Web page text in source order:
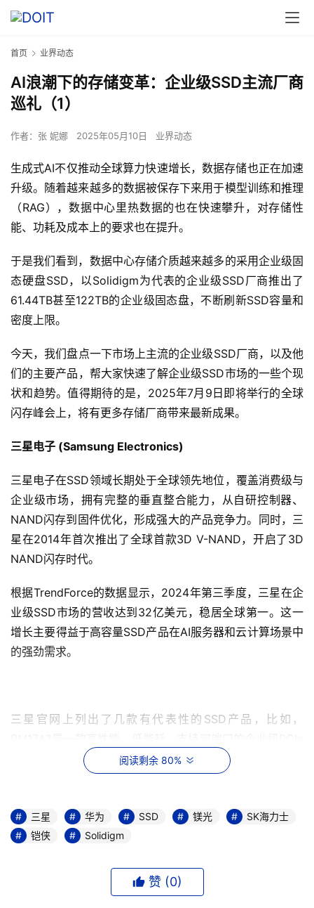
首页 业界动态
AI浪潮下的存储变革：企业级SSD主流厂商
巡礼（1）
作者： 张 妮娜 2025年05月10日 业界动态
生成式AI不仅推动全球算力快速增长，数据存储也正在加速
升级。随着越来越多的数据被保存下来用于模型训练和推理
（RAG），数据中心里热数据的也在快速攀升，对存储性
能、功耗及成本上的要求也在提升。
于是我们看到，数据中心存储介质越来越多的采用企业级固
态硬盘SSD，以Solidigm为代表的企业级SSD厂商推出了
61.44TB甚至122TB的企业级固态盘，不断刷新SSD容量和
密度上限。
今天，我们盘点一下市场上主流的企业级SSD厂商，以及他
们的主要产品，帮大家快速了解企业级SSD市场的一些个现
状和趋势。值得期待的是，2025年7月9日即将举行的全球
闪存峰会上，将有更多存储厂商带来最新成果。
三星电子 (Samsung Electronics)
三星电子在SSD领域长期处于全球领先地位，覆盖消费级与
企业级市场，拥有完整的垂直整合能力，从自研控制器、
NAND闪存到固件优化，形成强大的产品竞争力。同时，三
星在2014年首次推出了全球首款3D V-NAND，开启了3D
NAND闪存时代。
根据TrendForce的数据显示，2024年第三季度，三星在企
业级SSD市场的营收达到32亿美元，稳居全球第一。这一
增长主要得益于高容量SSD产品在AI服务器和云计算场景中
的强劲需求。
三星官网上列出了几款有代表性的SSD产品，比如，
5.0 SSD，适用于AI、大数据等高负载应用，提供高达
15.36TB的容量选择。
此外，三星还有PM1653/PM1643a这样的SAS口盘，
PM1733/PM1735/PM1733a这样的PCIe 4.0盘，还有
BM1743，主打容量优势，提供61.44TB的容量规格。
阅读剩余 80%
三星 华为 SSD 镁光
SK海力士
铠侠
Solidigm
赞 (0)